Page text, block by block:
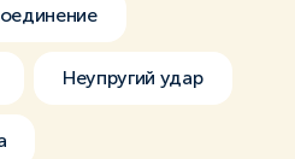
Неупругий удар